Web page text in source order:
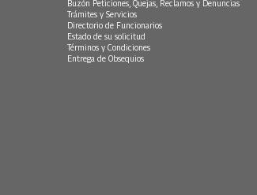
Buzón Peticiones, Quejas, Reclamos y Denuncias
Trámites y Servicios
Directorio de Funcionarios
Estado de su solicitud
Términos y Condiciones
Entrega de Obsequios